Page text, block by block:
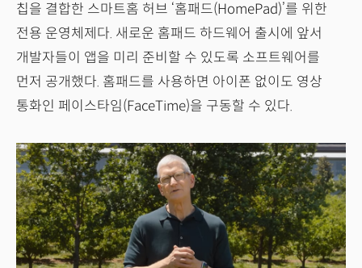
칩을 결합한 스마트홈 허브 ‘홈패드(HomePad)’를 위한
전용 운영체제다. 새로운 홈패드 하드웨어 출시에 앞서
개발자들이 앱을 미리 준비할 수 있도록 소프트웨어를
먼저 공개했다. 홈패드를 사용하면 아이폰 없이도 영상
통화인 페이스타임(FaceTime)을 구동할 수 있다.